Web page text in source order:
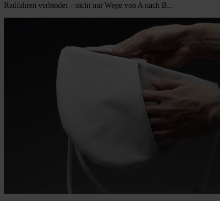
Radfahren verbindet – nicht nur Wege von A nach B...